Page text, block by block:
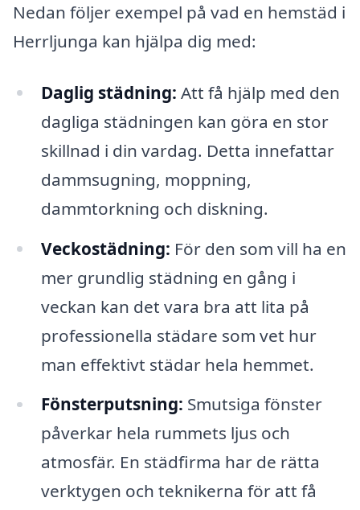
Nedan följer exempel på vad en hemstäd i
Herrljunga kan hjälpa dig med:
Daglig städning: Att få hjälp med den
dagliga städningen kan göra en stor
skillnad i din vardag. Detta innefattar
dammsugning, moppning,
dammtorkning och diskning.
Veckostädning: För den som vill ha en
mer grundlig städning en gång i
veckan kan det vara bra att lita på
professionella städare som vet hur
man effektivt städar hela hemmet.
Fönsterputsning: Smutsiga fönster
påverkar hela rummets ljus och
atmosfär. En städfirma har de rätta
verktygen och teknikerna för att få